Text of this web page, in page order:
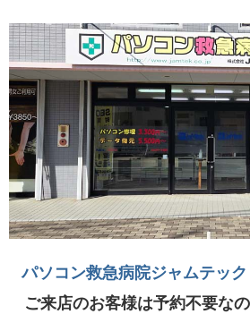
パソコン救急病院ジャムテッ
ご来店のお客様は予約不要な